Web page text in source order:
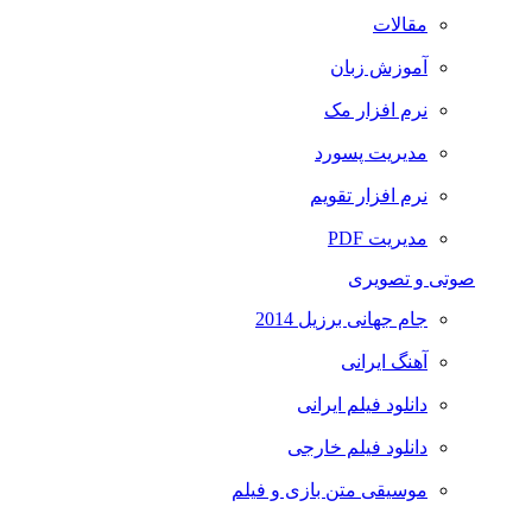
مقالات
آموزش زبان
نرم افزار مک
مدیریت پسورد
نرم افزار تقویم
مدیریت PDF
صوتی و تصویری
جام جهانی برزیل 2014
آهنگ ایرانی
دانلود فیلم ایرانی
دانلود فیلم خارجی
موسیقی متن بازی و فیلم